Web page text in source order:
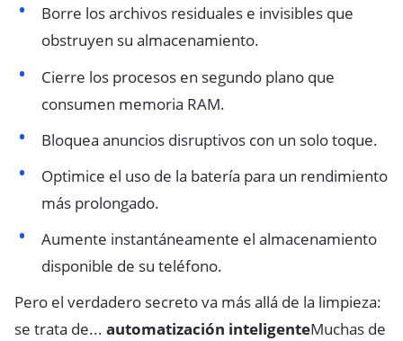
Borre los archivos residuales e invisibles que
obstruyen su almacenamiento.
Cierre los procesos en segundo plano que
consumen memoria RAM.
Bloquea anuncios disruptivos con un solo toque.
Optimice el uso de la batería para un rendimiento
más prolongado.
Aumente instantáneamente el almacenamiento
disponible de su teléfono.
Pero el verdadero secreto va más allá de la limpieza:
se trata de... automatización inteligenteMuchas de